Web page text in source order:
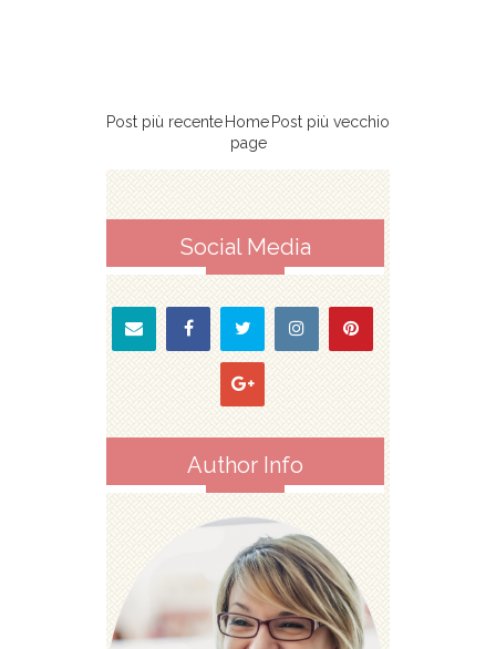
Post più recente Post più vecchio
Home
page
Social Media
Author Info